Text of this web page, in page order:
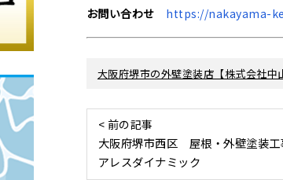
お問い合わせ
https://nakayama-
大阪府堺市の外壁塗装店【株式会社中
< 前の記事
大阪府堺市西区 屋根・外壁塗装
アレスダイナミック